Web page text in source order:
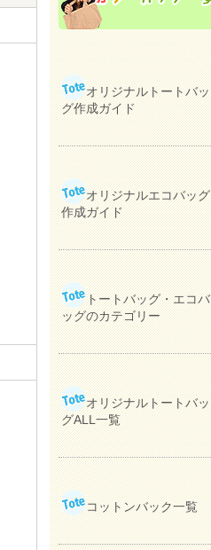
オリジナルトートバッ
グ作成ガイド
オリジナルエコバッグ
作成ガイド
トートバッグ・エコバ
ッグのカテゴリー
オリジナルトートバッ
グALL一覧
コットンバック一覧